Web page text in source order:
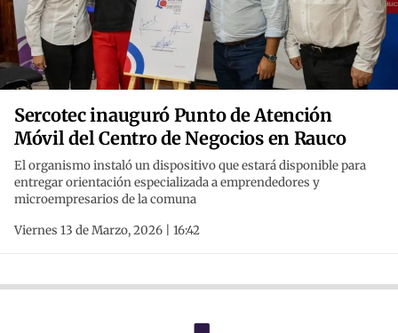
Sercotec inauguró Punto de Atención
Móvil del Centro de Negocios en Rauco
El organismo instaló un dispositivo que estará disponible para
entregar orientación especializada a emprendedores y
microempresarios de la comuna
Viernes 13 de Marzo, 2026 | 16:42